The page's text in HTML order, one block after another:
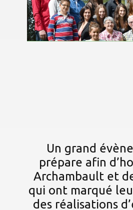
Un grand
prépare afin
Archambault et
qui ont marqué
des réalisations